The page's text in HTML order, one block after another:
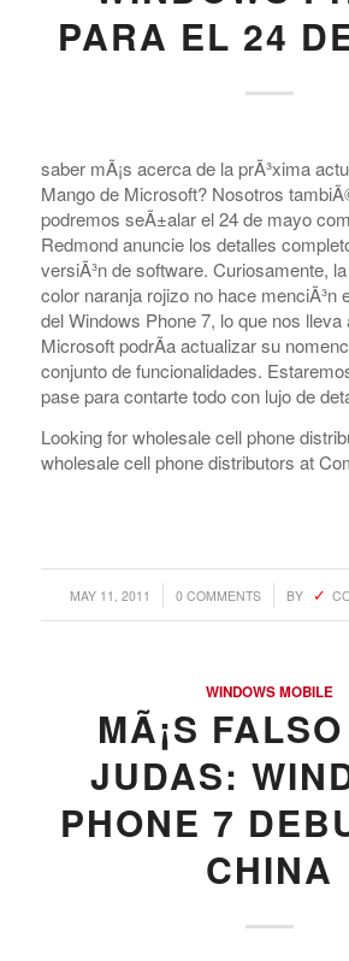
PARA EL 24
saber mÃ¡s acerca de la prÃ³xima
Mango de Microsoft? Nosotros
podremos seÃ±alar el 24 de mayo
Redmond anuncie los detalles
versiÃ³n de software. Curiosamente,
color naranja rojizo no hace menciÃ³n
del Windows Phone 7, lo que nos lleva
Microsoft podrÃ­a actualizar su
conjunto de funcionalidades.
pase para contarte todo con lujo de
Looking for wholesale cell phone
wholesale cell phone distributors at
MAY 11, 2011
/ 0 COMMENTS
/ BY
WINDOWS MOBILE
MÃ¡S
JUDAS:
PHONE 7
CHINA